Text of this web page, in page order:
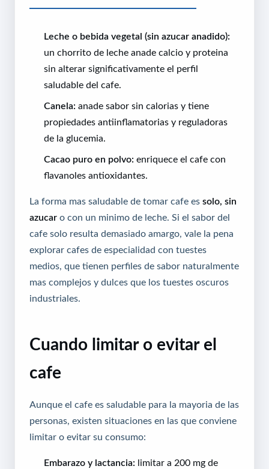
Leche o bebida vegetal (sin azucar anadido):
un chorrito de leche anade calcio y proteina
sin alterar significativamente el perfil
saludable del cafe.
Canela: anade sabor sin calorias y tiene
propiedades antiinflamatorias y reguladoras
de la glucemia.
Cacao puro en polvo: enriquece el cafe con
flavanoles antioxidantes.
La forma mas saludable de tomar cafe es solo, sin
azucar o con un minimo de leche. Si el sabor del
cafe solo resulta demasiado amargo, vale la pena
explorar cafes de especialidad con tuestes
medios, que tienen perfiles de sabor naturalmente
mas complejos y dulces que los tuestes oscuros
industriales.
Cuando limitar o evitar el
cafe
Aunque el cafe es saludable para la mayoria de las
personas, existen situaciones en las que conviene
limitar o evitar su consumo:
Embarazo y lactancia: limitar a 200 mg de